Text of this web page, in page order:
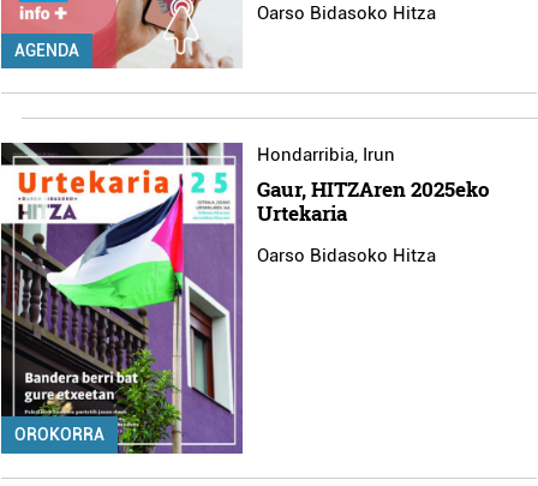
AGENDA
Oarso Bidasoko Hitza
OROKORRA
Hondarribia, Irun
Gaur, HITZAren 2025eko
Urtekaria
Oarso Bidasoko Hitza